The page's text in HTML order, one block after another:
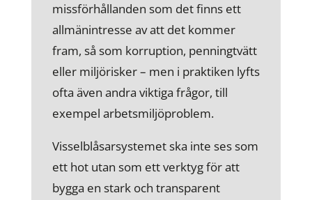
missförhållanden som det finns ett
allmänintresse av att det kommer
fram, så som korruption, penningtvätt
eller miljörisker – men i praktiken lyfts
ofta även andra viktiga frågor, till
exempel arbetsmiljöproblem.
Visselblåsarsystemet ska inte ses som
ett hot utan som ett verktyg för att
bygga en stark och transparent